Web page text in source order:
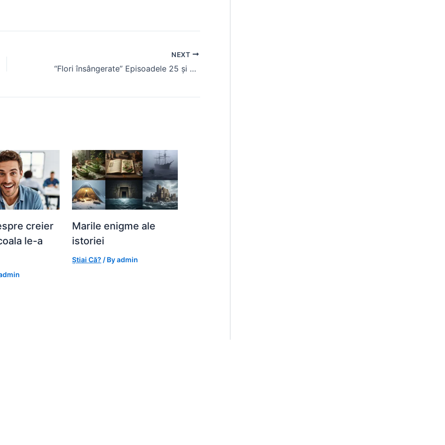
NEXT
“Flori însângerate” Episoadele 25 și 26, sezonul 3, rezumat. Cinar o convinge pe Dilan să nu mai plece de la conac
creier
le-a
Marile enigme ale
istoriei
Știai Că? / Byadmin